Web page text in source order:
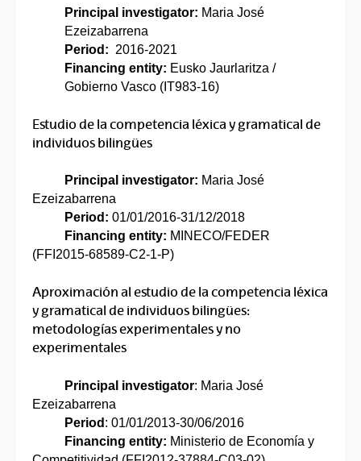
Principal investigator: Maria José
Ezeizabarrena
Period: 2016-2021
Financing entity: Eusko Jaurlaritza /
Gobierno Vasco (IT983-16)
Estudio de la competencia léxica y gramatical de
individuos bilingües
Principal investigator: Maria José
Ezeizabarrena
Period: 01/01/2016-31/12/2018
Financing entity: MINECO/FEDER
(FFI2015-68589-C2-1-P)
Aproximación al estudio de la competencia léxica
y gramatical de individuos bilingües:
metodologías experimentales y no
experimentales
Principal investigator: Maria José
Ezeizabarrena
Period : 01/01/2013-30/06/2016
Financing entity: Ministerio de Economía y